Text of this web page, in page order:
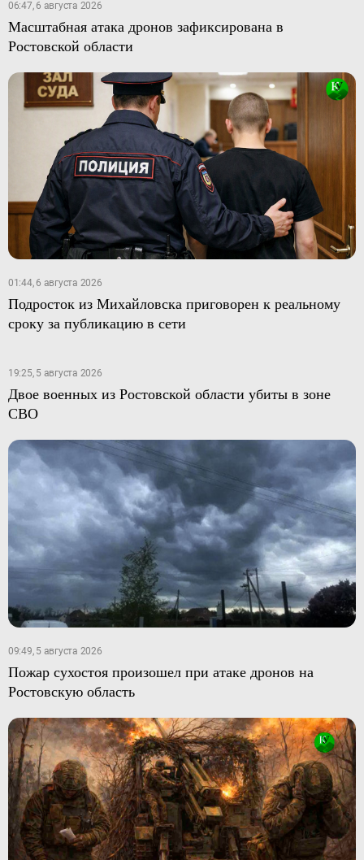
06:47, 6 августа 2026
Масштабная атака дронов зафиксирована в
Ростовской области
01:44, 6 августа 2026
Подросток из Михайловска приговорен к реальному
сроку за публикацию в сети
19:25, 5 августа 2026
Двое военных из Ростовской области убиты в зоне
СВО
09:49, 5 августа 2026
Пожар сухостоя произошел при атаке дронов на
Ростовскую область